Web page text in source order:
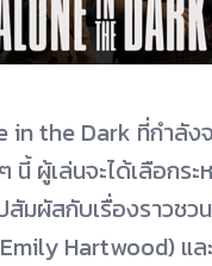
in the Dark ที่กำลัง
นี้ ผู้เล่นจะได้เลือกร
สัมผัสกับเรื่องราวชว
Hartwood) แล